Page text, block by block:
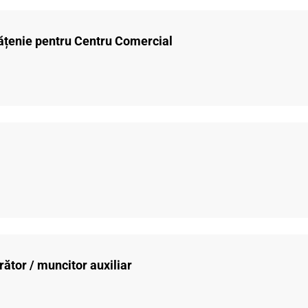
pentru Centru Comercial
/ muncitor auxiliar